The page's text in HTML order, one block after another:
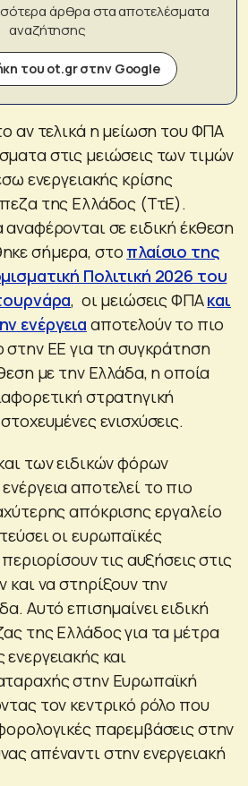
άρθρα στα αποτελέσματα
αναζήτησης
του ot.gr στην Google
αν τελικά η μείωση του ΦΠΑ
στις μειώσεις των τιμών
ενεργειακής κρίσης
της Ελλάδος (ΤτΕ).
σε ειδική έκθεση
σήμερα, στο πλαίσιο της
Πολιτική 2026 του
, οι μειώσεις ΦΠΑκαι
ενέργεια αποτελούν το πιο
στην ΕΕ για τη συγκράτηση
με την Ελλάδα, η οποία
στρατηγική
ενισχύσεις.
των ειδικών φόρων
αποτελεί το πιο
απόκρισης εργαλείο
οι ευρωπαϊκές
τις αυξήσεις στις
και να στηρίξουν την
Αυτό επισημαίνει ειδική
της Ελλάδος για τα μέτρα
και
στην Ευρωπαϊκή
τον κεντρικό ρόλο που
παρεμβάσεις στην
απέναντι στην ενεργειακή